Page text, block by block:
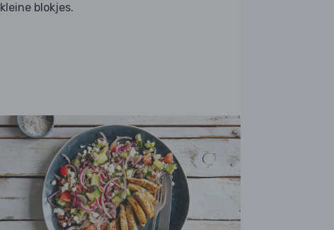
kleine blokjes.